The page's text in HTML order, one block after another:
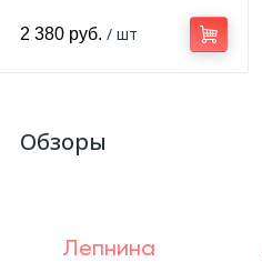
2 380 руб. / шт
Обзоры
Лепнина